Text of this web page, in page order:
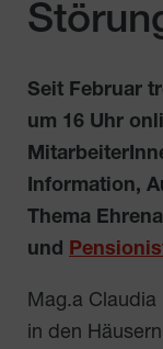
Seit Februar
um 16 Uhr
Information,
Thema
und
Mag.a Claudia
in den